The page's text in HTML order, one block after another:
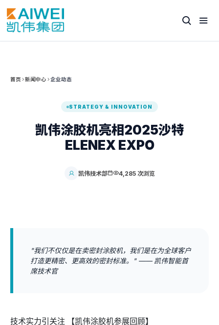
首页 新闻中心 企业动态
STRATEGY & INNOVATION
凯伟涂胶机亮相2025沙特
ELENEX EXPO
凯伟技术部 4,285 次浏览
"我们不仅仅是在卖密封涂胶机，我们是在为全球客户
打造更精密、更高效的密封标准。" —— 凯伟智能首
席技术官
技术实力引关注 【凯伟涂胶机参展回顾】